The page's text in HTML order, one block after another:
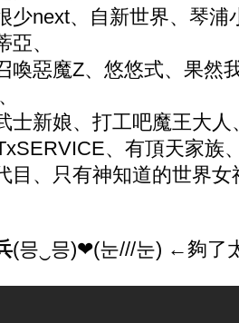
少next、自新世界、琴浦
亞、
喚惡魔Z、悠悠式、果然
士新娘、打工吧魔王大人
、有頂天家族
目、只有神知道的世界
(믕‿믕)❤(눈///눈) ←夠了